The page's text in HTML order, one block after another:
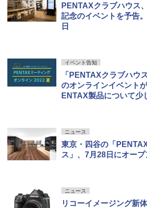
PENTAXクラブハウス
記念のイベントを予告
日
イベント告知
「PENTAXクラブハウ
のオンラインイベント
ENTAX製品について少
ニュース
東京・四谷の「
ス」、7月28日にオープ
ニュース
リコーイメージング新